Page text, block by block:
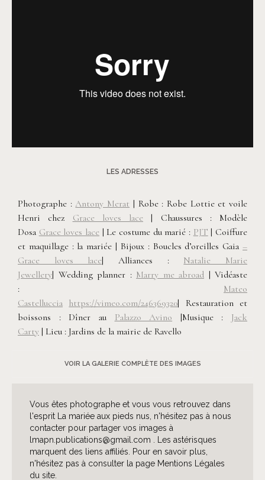
LES ADRESSES
Photographe :Antony Merat | Robe : Robe Lottie et voile
Henri chez Grace loves lace | Chaussures : Modèle
Dosa Grace loves lace | Le costume du marié : PJT | Coiffure
et maquillage : la mariée | Bijoux : Boucles d’oreilles Gaia–
Grace loves lace| Alliances : Natalie Marie
Jewellery| Wedding planner : Marry me abroad | Vidéaste
: Mateo
Castelluccia https://vimeo.com/246369320| Restauration et
boissons : Dîner au Palazzo Avino |Musique : Jack
Carty | Lieu : Jardins de la mairie de Ravello
VOIR LA GALERIE COMPLÈTE DES IMAGES
Vous êtes photographe et vous vous retrouvez dans
l'esprit La mariée aux pieds nus, n'hésitez pas à nous
contacter pour partager vos images à
lmapn.publications@gmail.com . Les astérisques
marquent des liens affiliés. Pour en savoir plus,
n'hésitez pas à consulter la page Mentions Légales
du site.